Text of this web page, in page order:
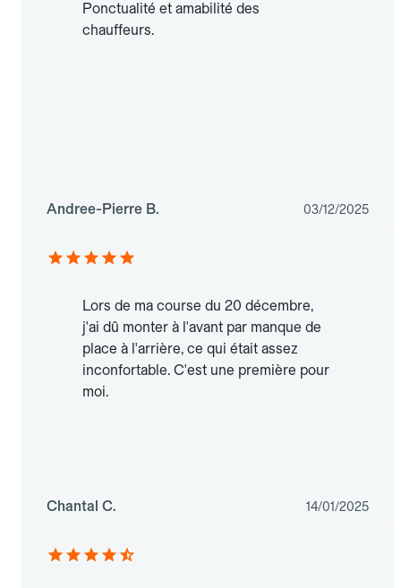
Ponctualité et amabilité des
chauffeurs.
Andree-Pierre B. 03/12/2025
Lors de ma course du 20 décembre,
j'ai dû monter à l'avant par manque de
place à l'arrière, ce qui était assez
inconfortable. C'est une première pour
moi.
Chantal C. 14/01/2025